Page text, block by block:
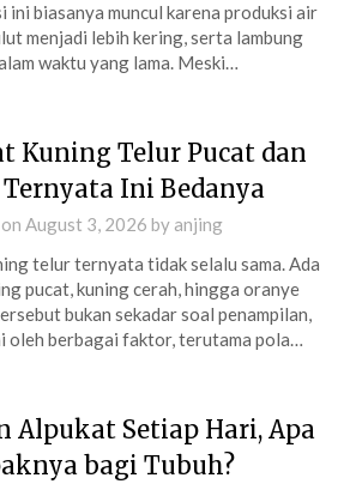
ini biasanya muncul karena produksi air
menjadi lebih kering, serta lambung
waktu yang lama. Meski…
Kuning Telur Pucat dan
Ternyata Ini Bedanya
August 3, 2026 by anjing
telur ternyata tidak selalu sama. Ada
pucat, kuning cerah, hingga oranye
bukan sekadar soal penampilan,
oleh berbagai faktor, terutama pola…
Alpukat Setiap Hari, Apa
bagi Tubuh?